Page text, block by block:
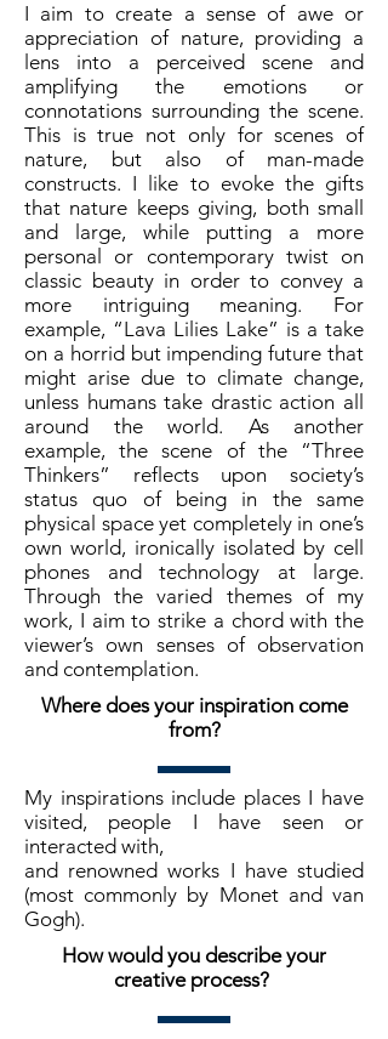
I aim to create a sense of awe or
appreciation of nature, providing a
lens into a perceived scene and
amplifying the emotions or
connotations surrounding the scene.
This is true not only for scenes of
nature, but also of man-made
constructs. I like to evoke the gifts
that nature keeps giving, both small
and large, while putting a more
personal or contemporary twist on
classic beauty in order to convey a
more intriguing meaning. For
example, “Lava Lilies Lake” is a take
on a horrid but impending future that
might arise due to climate change,
unless humans take drastic action all
around the world. As another
example, the scene of the “Three
Thinkers” reflects upon society’s
status quo of being in the same
physical space yet completely in one’s
own world, ironically isolated by cell
phones and technology at large.
Through the varied themes of my
work, I aim to strike a chord with the
viewer’s own senses of observation
and contemplation.
Where does your inspiration come
from?
My inspirations include places I have
visited, people I have seen or
interacted with,
and renowned works I have studied
(most commonly by Monet and van
Gogh).
How would you describe your
creative process?